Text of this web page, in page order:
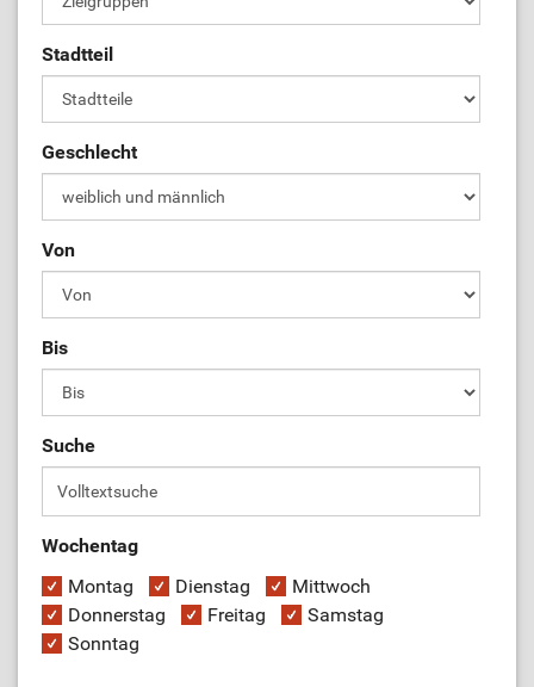
Stadtteil
Geschlecht
Von
Bis
Suche
Wochentag
Montag
Dienstag
Mittwoch
Donnerstag
Freitag
Samstag
Sonntag